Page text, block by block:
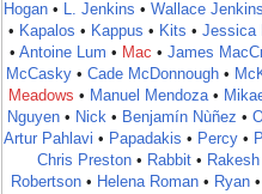
Hogan • L. Jenkins • Wallace Jenkins
• Kapalos • Kappus • Kits • Jessica
• Antoine Lum • Mac • James
McCasky • Cade McDonnough •
Meadows • Manuel Mendoza•
Nguyen • Nick • Benjamín Nùñez •
Artur Pahlavi • Papadakis • Percy •
Chris Preston • Rabbit • Rakesh
Robertson • Helena Roman • Ryan •